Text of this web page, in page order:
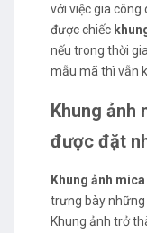
với việc gia công
được chiếc
nếu trong thời
mẫu mã thì vẫn
Khung ảnh
được đặt
Khung ảnh
trưng bày những
Khung ảnh trở